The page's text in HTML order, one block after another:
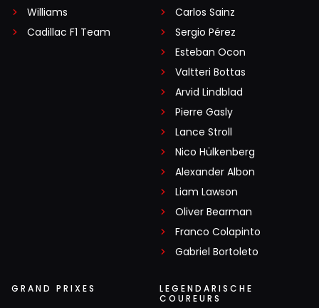
Williams
Cadillac F1 Team
Carlos Sainz
Sergio Pérez
Esteban Ocon
Valtteri Bottas
Arvid Lindblad
Pierre Gasly
Lance Stroll
Nico Hülkenberg
Alexander Albon
Liam Lawson
Oliver Bearman
Franco Colapinto
Gabriel Bortoleto
GRAND PRIXES
LEGENDARISCHE
COUREURS